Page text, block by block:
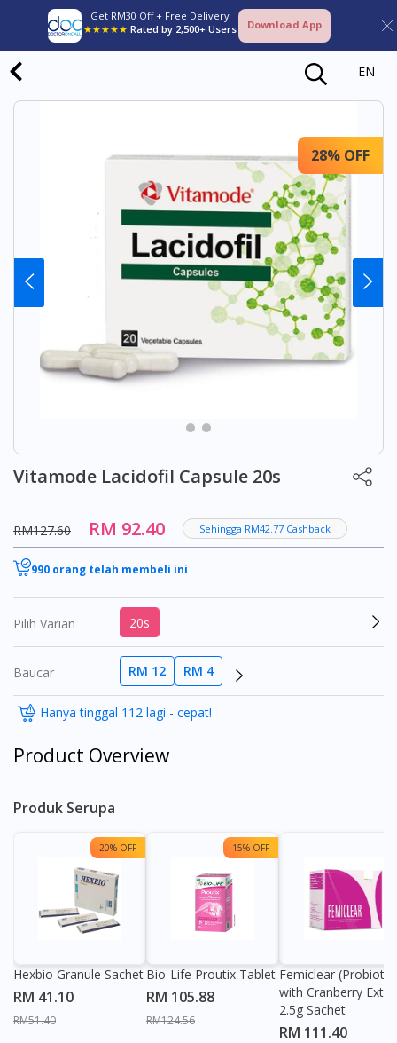
Get RM30 Off + Free Delivery
★★★★★ Rated by 2,500+ Users Download App
EN
28% OFF
Vitamode Lacidofil Capsule 20s
RM127.60 RM 92.40 Sehingga RM42.77 Cashback
990 orang telah membeli ini
Pilih Varian 20s
Baucar RM 12 RM 4
Hanya tinggal 112 lagi - cepat!
Product Overview
Produk Serupa
20% OFF
Hexbio Granule Sachet
RM 41.10
RM51.40
15% OFF
Bio-Life Proutix Tablet
RM 105.88
RM124.56
Femiclear
with Cranberry
2.5g Sachet
RM 111.40